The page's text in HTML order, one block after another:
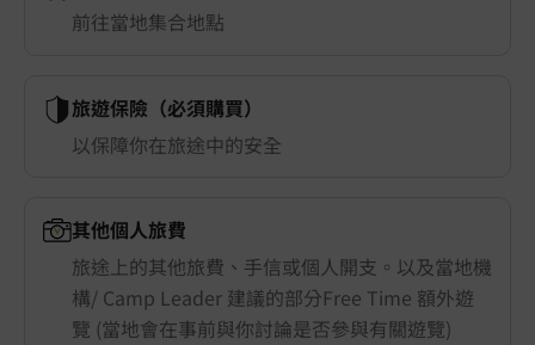
前往當地集合地點
旅遊保險（必須購買）
以保障你在旅途中的安全
其他個人旅費
旅途上的其他旅費、手信或個人開支。以及當地機
構/ Camp Leader 建議的部分Free Time 額外遊
覽 (當地會在事前與你討論是否參與有關遊覽)